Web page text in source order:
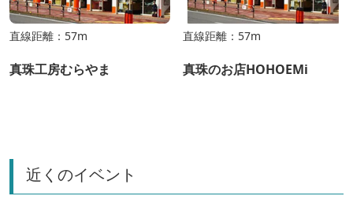
直線距離：57m
真珠工房むらやま
直線距離：57m
真珠のお店HOHOEMi
近くのイベント